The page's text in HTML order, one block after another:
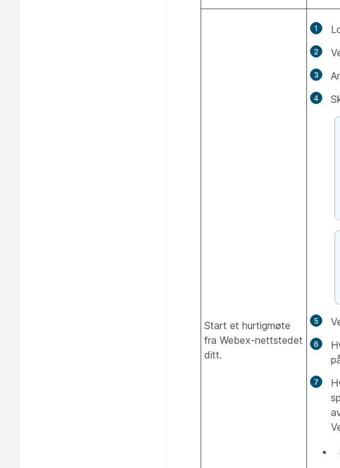
Start et hurtigmøte
fra Webex-nettstedet
ditt.